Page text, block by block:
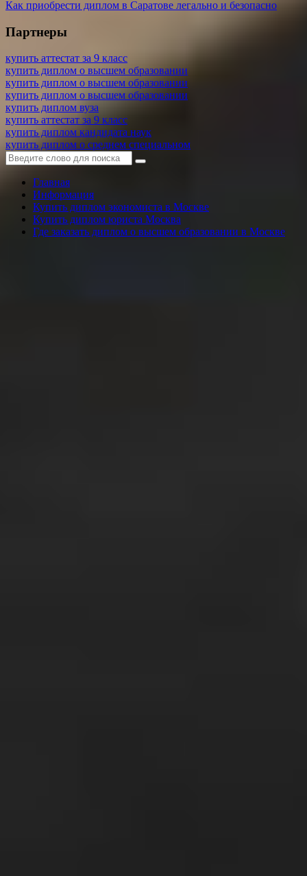
Как приобрести диплом в Саратове легально и безопасно
Партнеры
купить аттестат за 9 класс
купить диплом о высшем образовании
купить диплом о высшем образовании
купить диплом о высшем образовании
купить диплом вуза
купить аттестат за 9 класс
купить диплом кандидата наук
купить диплом о среднем специальном
Главная
Информация
Купить диплом экономиста в Москве
Купить диплом юриста Москва
Где заказать диплом о высшем образовании в Москве